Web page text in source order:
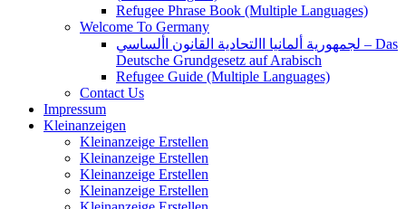
Refugee Phrase Book (Multiple Languages)
Welcome To Germany
لجمهورية ألمانيا االتحادية القانون األساسي – Das
Deutsche Grundgesetz auf Arabisch
Refugee Guide (Multiple Languages)
Contact Us
Impressum
Kleinanzeigen
Kleinanzeige Erstellen
Kleinanzeige Erstellen
Kleinanzeige Erstellen
Kleinanzeige Erstellen